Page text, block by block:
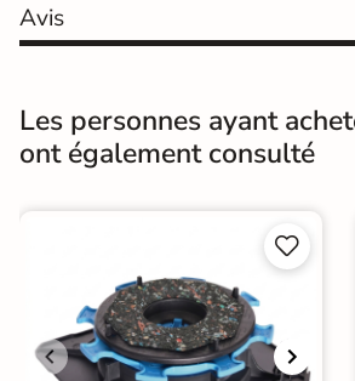
Résistance à
l'usure
Bords rectifié
Antidérapante
Nombres de
tampons
36
Avis
Les personnes ayant
ont également consulté

